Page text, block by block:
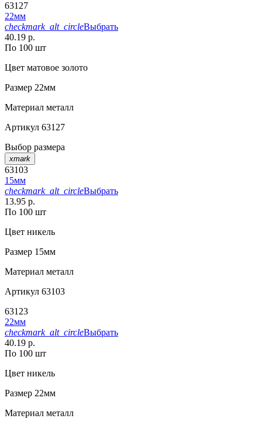
63127
22мм
checkmark_alt_circleВыбрать
40.19 р.
По 100 шт
Цвет матовое золото
Размер 22мм
Материал металл
Артикул 63127
Выбор размера
xmark
63103
15мм
checkmark_alt_circleВыбрать
13.95 р.
По 100 шт
Цвет никель
Размер 15мм
Материал металл
Артикул 63103
63123
22мм
checkmark_alt_circleВыбрать
40.19 р.
По 100 шт
Цвет никель
Размер 22мм
Материал металл